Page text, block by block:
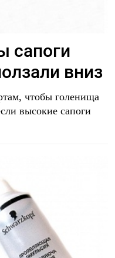
сапоги
вниз
чтобы голенища
высокие сапоги